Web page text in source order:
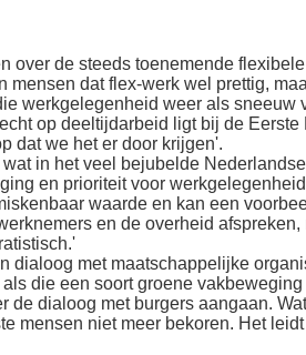
over de steeds toenemen­de flexibele
mensen dat flex-werk wel prettig,
werkgelegenheid weer als sneeuw
op deeltijdarbeid ligt bij de Eerste
dat we het er door krijgen'.
in het veel bejubelde
en prioriteit voor
waarde en kan een
en de over­heid afspreken,
dialoog met maatschappe­lijke
die een soort groene
de dialoog met burgers aangaan.
mensen niet meer bekoren. Het